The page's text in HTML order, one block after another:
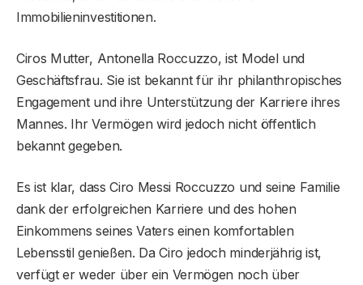
Immobilieninvestitionen.
Ciros Mutter, Antonella Roccuzzo, ist Model und
Geschäftsfrau. Sie ist bekannt für ihr philanthropisches
Engagement und ihre Unterstützung der Karriere ihres
Mannes. Ihr Vermögen wird jedoch nicht öffentlich
bekannt gegeben.
Es ist klar, dass Ciro Messi Roccuzzo und seine Familie
dank der erfolgreichen Karriere und des hohen
Einkommens seines Vaters einen komfortablen
Lebensstil genießen. Da Ciro jedoch minderjährig ist,
verfügt er weder über ein Vermögen noch über